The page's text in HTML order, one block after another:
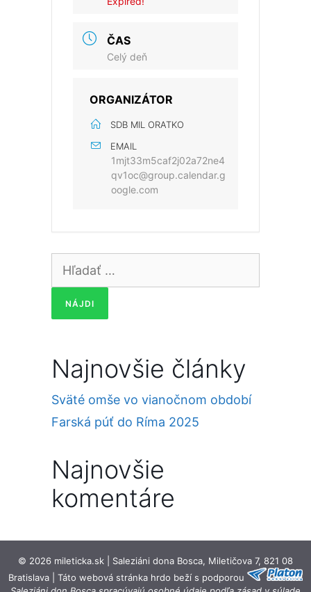
ČAS
Celý deň
ORGANIZÁTOR
SDB MIL ORATKO
EMAIL
1mjt33m5caf2j02a72ne4
qv1oc@group.calendar.g
oogle.com
Hľadať:
Najnovšie články
Sväté omše vo vianočnom období
Farská púť do Ríma 2025
Najnovšie
komentáre
© 2026 mileticka.sk | Saleziáni dona Bosca, Miletičova 7, 821 08
Bratislava | Táto webová stránka hrdo beží s podporou